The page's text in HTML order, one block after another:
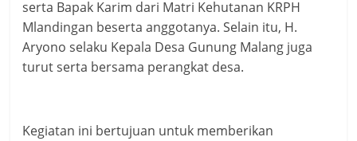
serta Bapak Karim dari Matri Kehutanan KRPH
Mlandingan beserta anggotanya. Selain itu, H.
Aryono selaku Kepala Desa Gunung Malang juga
turut serta bersama perangkat desa.
Kegiatan ini bertujuan untuk memberikan